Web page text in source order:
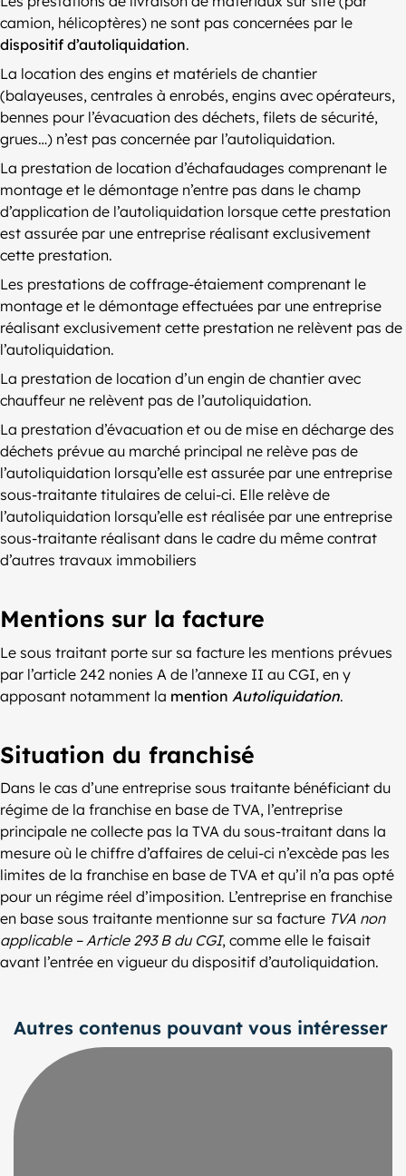
camion, hélicoptères) ne sont pas concernées par le
dispositif d’autoliquidation.
La location des engins et matériels de chantier
(balayeuses, centrales à enrobés, engins avec opérateurs,
bennes pour l’évacuation des déchets, filets de sécurité,
grues…) n’est pas concernée par l’autoliquidation.
La prestation de location d’échafaudages comprenant le
montage et le démontage n’entre pas dans le champ
d’application de l’autoliquidation lorsque cette prestation
est assurée par une entreprise réalisant exclusivement
cette prestation.
Les prestations de coffrage-étaiement comprenant le
montage et le démontage effectuées par une entreprise
réalisant exclusivement cette prestation ne relèvent pas de
l’autoliquidation.
La prestation de location d’un engin de chantier avec
chauffeur ne relèvent pas de l’autoliquidation.
La prestation d’évacuation et ou de mise en décharge des
déchets prévue au marché principal ne relève pas de
l’autoliquidation lorsqu’elle est assurée par une entreprise
sous-traitante titulaires de celui-ci. Elle relève de
l’autoliquidation lorsqu’elle est réalisée par une entreprise
sous-traitante réalisant dans le cadre du même contrat
d’autres travaux immobiliers
Mentions sur la facture
Le sous traitant porte sur sa facture les mentions prévues
par l’article 242 nonies A de l’annexe II au CGI, en y
apposant notamment la mention Autoliquidation.
Situation du franchisé
Dans le cas d’une entreprise sous traitante bénéficiant du
régime de la franchise en base de TVA, l’entreprise
principale ne collecte pas la TVA du sous-traitant dans la
mesure où le chiffre d’affaires de celui-ci n’excède pas les
limites de la franchise en base de TVA et qu’il n’a pas opté
pour un régime réel d’imposition. L’entreprise en franchise
en base sous traitante mentionne sur sa facture TVA non
applicable – Article 293 B du CGI, comme elle le faisait
avant l’entrée en vigueur du dispositif d’autoliquidation.
Autres contenus pouvant vous intéresser